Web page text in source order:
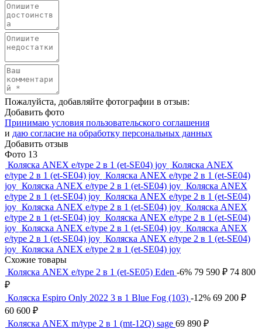
Пожалуйста, добавляйте фотографии в отзыв:
Добавить фото
Принимаю условия пользовательского соглашения
и даю согласие на обработку персональных данных
Добавить отзыв
Фото 13
Коляска ANEX e/type 2 в 1 (et-SE04) joy Коляска ANEX
e/type 2 в 1 (et-SE04) joy Коляска ANEX e/type 2 в 1 (et-SE04)
joy Коляска ANEX e/type 2 в 1 (et-SE04) joy Коляска ANEX
e/type 2 в 1 (et-SE04) joy Коляска ANEX e/type 2 в 1 (et-SE04)
joy Коляска ANEX e/type 2 в 1 (et-SE04) joy Коляска ANEX
e/type 2 в 1 (et-SE04) joy Коляска ANEX e/type 2 в 1 (et-SE04)
joy Коляска ANEX e/type 2 в 1 (et-SE04) joy Коляска ANEX
e/type 2 в 1 (et-SE04) joy Коляска ANEX e/type 2 в 1 (et-SE04)
joy Коляска ANEX e/type 2 в 1 (et-SE04) joy
Схожие товары
Коляска ANEX e/type 2 в 1 (et-SE05) Eden -6% 79 590 ₽ 74 800
₽
Коляска Espiro Only 2022 3 в 1 Blue Fog (103) -12% 69 200 ₽
60 600 ₽
Коляска ANEX m/type 2 в 1 (mt-12Q) sage 69 890 ₽